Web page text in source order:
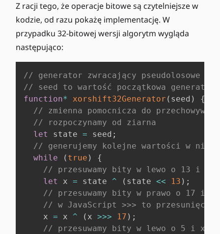
Z racji tego, że operacje bitowe są czytelniejsze w
kodzie, od razu pokażę implementację. W
przypadku 32-bitowej wersji algorytm wygląda
następująco:
// generator zwracający pseudolosowe
// seed to wartość początkowa
function* xorshift32Generator ( seed )
{
// zmienna pomocnicza do
// rozpoczynamy od ziarna
let
state = seed ;
// generujemy kolejne wartości w
while
( true )
{
// przesuwamy bity w lewo o 13 i
let
x = state ^ ( state << 13 ) ;
// przesuwamy bity w prawo o 17 i
// w JavaScript >>> to przesunięcie
    x
= x ^ ( x >>> 17 ) ;
// przesuwamy bity w lewo o 5 i